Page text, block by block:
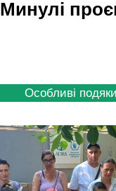
Минулі
Особливі подяки